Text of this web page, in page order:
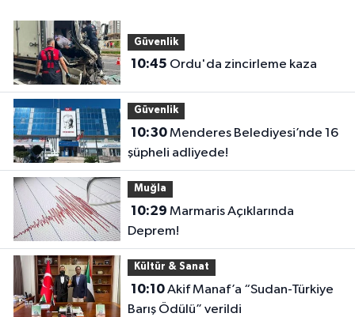
Güvenlik
10:45 Ordu'da zincirleme kaza
Güvenlik
10:30Menderes Belediyesi’nde 16
şüpheli adliyede!
Muğla
10:29
Deprem!
Kültür & Sanat
10:10Akif Manaf’a “Sudan-Türkiye
Barış Ödülü” verildi